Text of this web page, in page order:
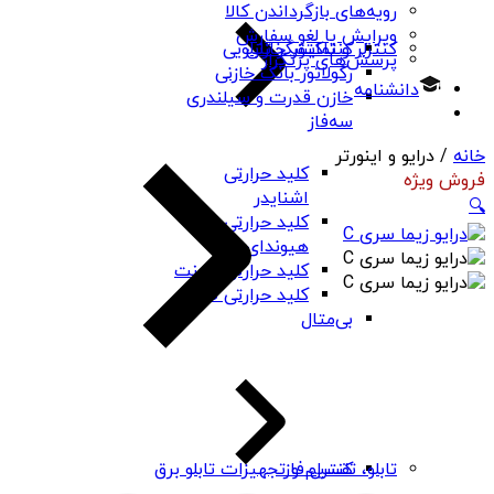
کلید حرارتی
اشنایدر
کلید حرارتی
هیوندای
کلید حرارتی چینت
کلید حرارتی PNS
بی‌متال
کنتاکتور خازنی
رگولاتور بانک خازنی
خازن قدرت و سیلندری
سه‌فاز
کنترلر و نمایشگر تابلویی
کنترل فاز
تابلو، تقسیم و تجهیزات تابلو برق
رویه‌های بازگرداندن کالا
ویرایش یا لغو سفارش
پرسش‌های پرتکرار
دانشنامه
خانه / درایو و اینورتر
فروش ویژه
🔍